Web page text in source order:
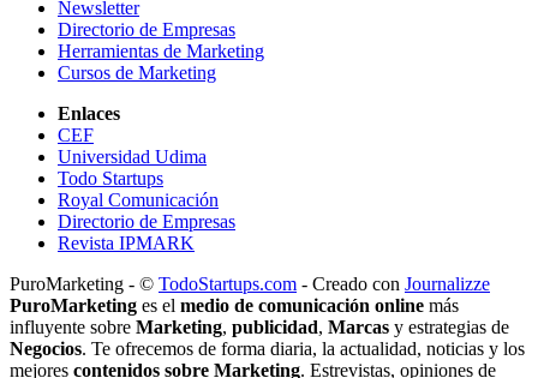
Newsletter
Directorio de Empresas
Herramientas de Marketing
Cursos de Marketing
Enlaces
CEF
Universidad Udima
Todo Startups
Royal Comunicación
Directorio de Empresas
Revista IPMARK
PuroMarketing - © TodoStartups.com - Creado con Journalizze
PuroMarketing es el medio de comunicación online más
influyente sobre Marketing, publicidad, Marcas y estrategias de
Negocios. Te ofrecemos de forma diaria, la actualidad, noticias y los
mejores contenidos sobre Marketing. Estrevistas, opiniones de